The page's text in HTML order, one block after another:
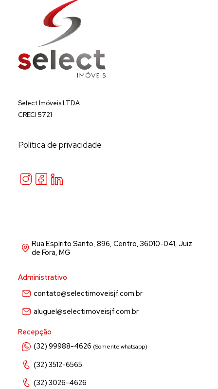
Select Imóveis LTDA
CRECI 5721
Política de privacidade
Rua Espírito Santo, 896, Centro, 36010-041, Juiz
de Fora, MG
Administrativo
contato@selectimoveisjf.com.br
aluguel@selectimoveisjf.com.br
Recepção
(32) 99988-4626 (Somente whatsapp)
(32) 3512-6565
(32) 3026-4626